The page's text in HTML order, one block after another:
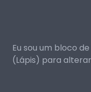
Eu sou um bloco
(Lápis) para